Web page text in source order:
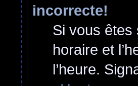
incorrecte!
Si vous êtes
horaire et
l’heure.